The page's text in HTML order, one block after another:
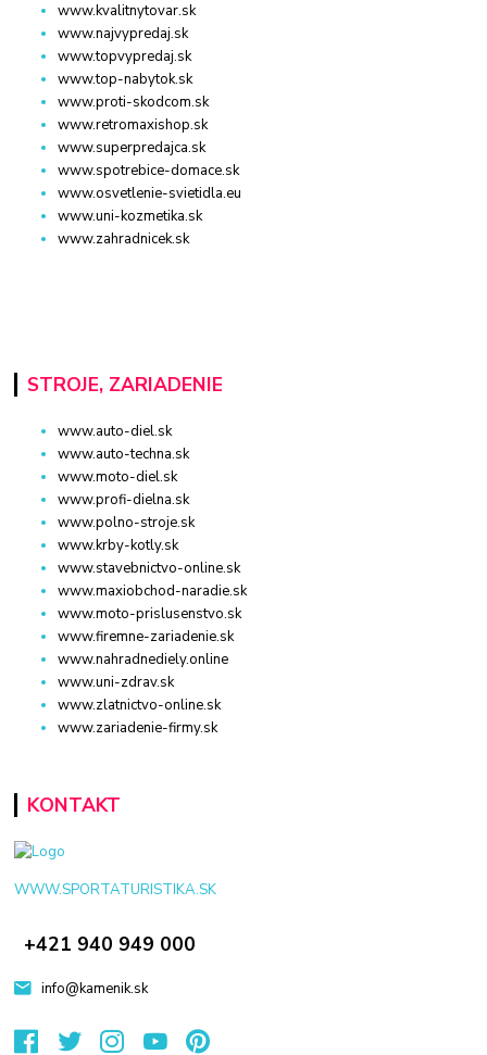
www.kvalitnytovar.sk
www.najvypredaj.sk
www.topvypredaj.sk
www.top-nabytok.sk
www.proti-skodcom.sk
www.retromaxishop.sk
www.superpredajca.sk
www.spotrebice-domace.sk
www.osvetlenie-svietidla.eu
www.uni-kozmetika.sk
www.zahradnicek.sk
STROJE, ZARIADENIE
www.auto-diel.sk
www.auto-techna.sk
www.moto-diel.sk
www.profi-dielna.sk
www.polno-stroje.sk
www.krby-kotly.sk
www.stavebnictvo-online.sk
www.maxiobchod-naradie.sk
www.moto-prislusenstvo.sk
www.firemne-zariadenie.sk
www.nahradnediely.online
www.uni-zdrav.sk
www.zlatnictvo-online.sk
www.zariadenie-firmy.sk
KONTAKT
WWW.SPORTATURISTIKA.SK
+421 940 949 000
info@kamenik.sk